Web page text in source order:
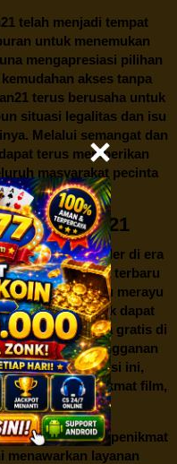
telah menjadi tempat
untuk menemukan
mengapresiasi pilihan
akses tanpa
terus berusaha untuk
situasi legalitas dan isu
Melalui semangat dan
terus memberikan
masyarakat pecinta
Indonesia.
Rebahan21
hiburan populer di era
film-film terbaru
waktu luang atau merayu
biru. Namun, tak dapat
film secara gratis di
biaya berlangganan
Di tengah situasi ini,
bagi para penikmat film,
kalangan para penikmat
menawarkan layanan